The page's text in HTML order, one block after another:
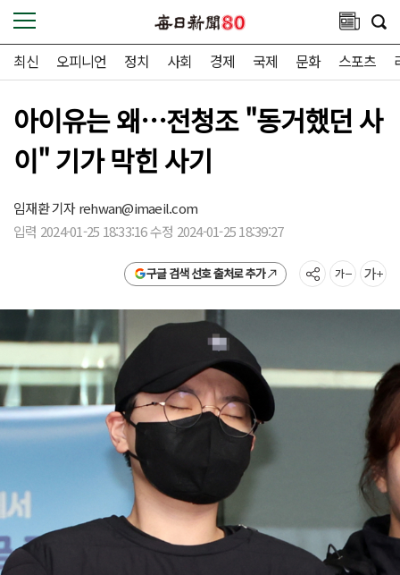
최신 오피니언 정치 사회 경제 국제 문화 스포츠
아이유는 왜…전청조 "동거했던 사
이" 기가 막힌 사기
임재환 기자rehwan@imaeil.com
입력 2024-01-25 18:33:16 수정 2024-01-25 18:39:27
구글 검색 선호 출처로 추가